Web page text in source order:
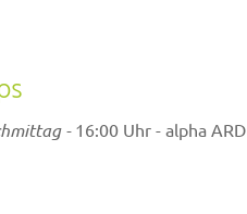
-16:00 Uhr - alpha ARD